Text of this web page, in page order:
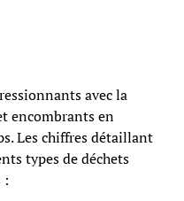
avec la
encombrants en
Les chiffres détaillant
types de déchets
: